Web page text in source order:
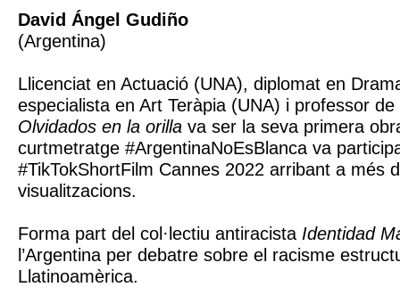
David Ángel Gudiño
(Argentina)
Llicenciat en Actuació (UNA), diplomat en
especialista en Art Teràpia (UNA) i professor
Olvidados en la orilla va ser la seva primera
curtmetratge #ArgentinaNoEsBlanca va
#TikTokShortFilm Cannes 2022 arribant a més
visualitzacions.
Forma part del col·lectiu antiracista Identidad
l’Argentina per debatre sobre el racisme
Llatinoamèrica.